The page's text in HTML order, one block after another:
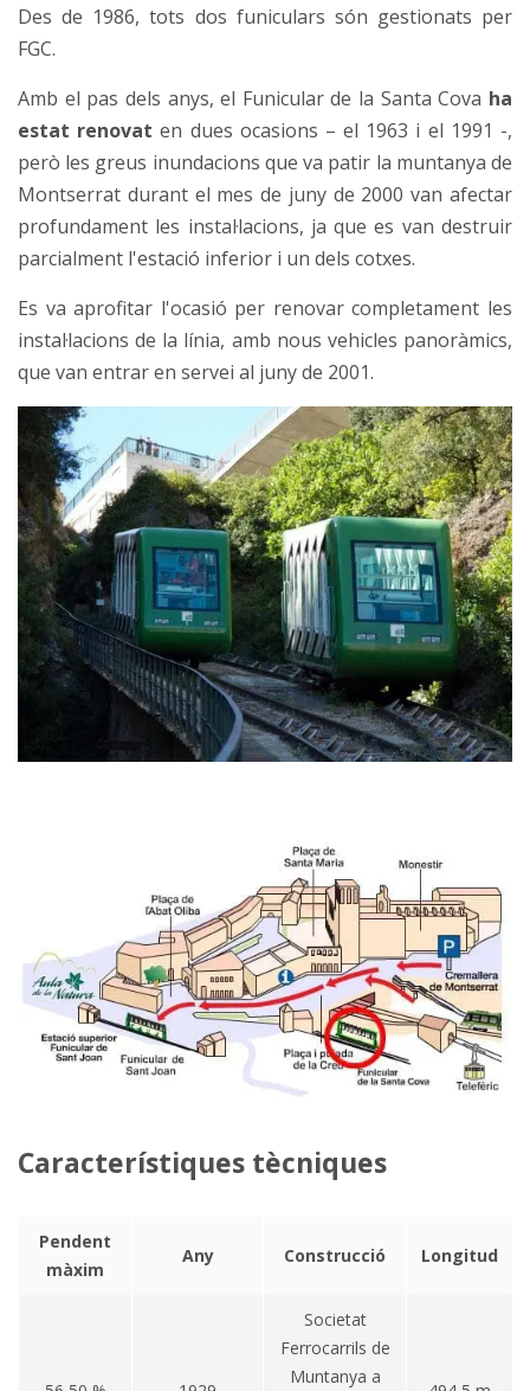
Des de 1986, tots dos funiculars són gestionats per
FGC.
Amb el pas dels anys, el Funicular de la Santa Cova ha
estat renovat en dues ocasions – el 1963 i el 1991 -,
però les greus inundacions que va patir la muntanya de
Montserrat durant el mes de juny de 2000 van afectar
profundament les instal·lacions, ja que es van destruir
parcialment l'estació inferior i un dels cotxes.
Es va aprofitar l'ocasió per renovar completament les
instal·lacions de la línia, amb nous vehicles panoràmics,
que van entrar en servei al juny de 2001.
Característiques tècniques
Pendent
màxim
Any Construcció Longitud
Societat
Ferrocarrils de
Muntanya a